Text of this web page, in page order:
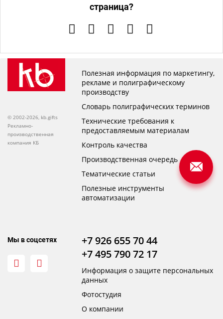
страница?
© 2002-2026, kb.gifts
Рекламно-
производственная
компания КБ
Полезная информация по маркетингу,
рекламе и полиграфическому
производству
Словарь полиграфических терминов
Технические требования к
предоставляемым материалам
Контроль качества
Производственная очередь
Тематические статьи
Полезные инструменты
автоматизации
Мы в соцсетях
+7 926 655 70 44
+7 495 790 72 17
Информация о защите персональных
данных
Фотостудия
О компании